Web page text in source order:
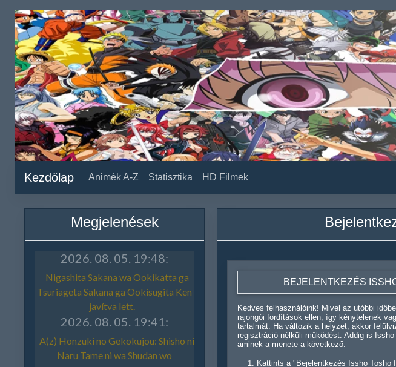
Kezdőlap Animék A-Z Statisztika HD Filmek
Megjelenések
BEJELENTKEZÉS
Kedves felhasználóink! Mivel az utóbbi
rajongói fordítások ellen, így kénytelenek
tartalmát. Ha változik a helyzet, akkor
regisztráció nélküli működést. Addig is
aminek a menete a következő:
Kattints a "Bejelentkezés Issho Tosho